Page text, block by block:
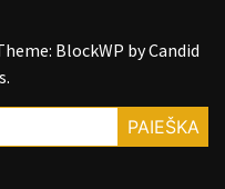
BlockWP byCandid
.